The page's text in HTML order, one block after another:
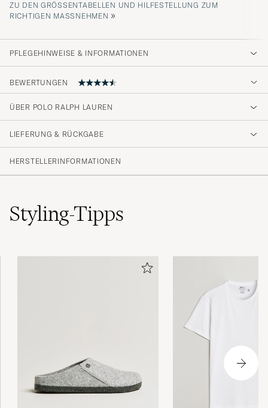
ZU DEN GRÖSSENTABELLEN UND HILFESTELLUNG ZUM R
ICHTIGEN MASSNEHMEN
»
PFLEGEHINWEISE & INFORMATIONEN
BEWERTUNGEN
Kjempe fornøyd, god service og rask
levering!Alltid fornøyd!
Byxorna är väldigt sköna med en aning långa i
längden. Detta är dock inget problem
eftersom det är pyjamasbyxor.
ÜBER POLO RALPH LAUREN
LIEFERUNG & RÜCKGABE
HERSTELLERINFORMATIONEN
Styling-Tipps